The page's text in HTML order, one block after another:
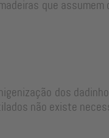
que
dos
não existe